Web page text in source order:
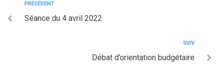
PRÉCÉDENT
Séance du 4 avril 2022
SUIV
Débat d’orientation budgétaire